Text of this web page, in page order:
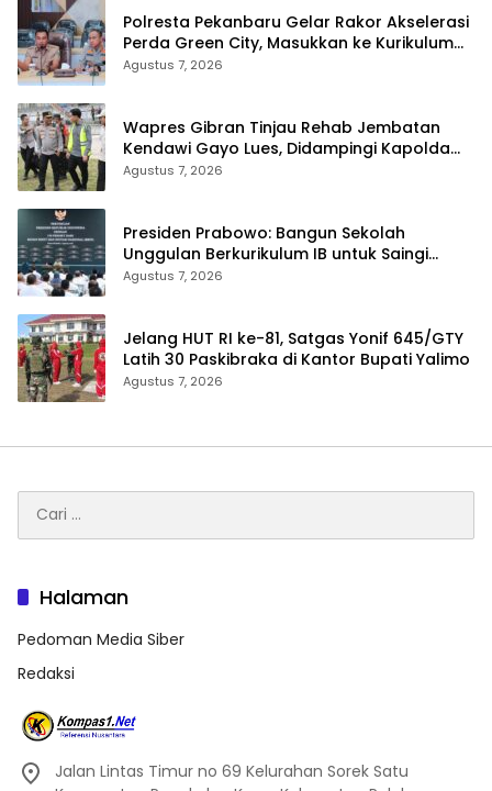
Polresta Pekanbaru Gelar Rakor Akselerasi
Perda Green City, Masukkan ke Kurikulum
Sekolah
Agustus 7, 2026
Wapres Gibran Tinjau Rehab Jembatan
Kendawi Gayo Lues, Didampingi Kapolda
Aceh
Agustus 7, 2026
Presiden Prabowo: Bangun Sekolah
Unggulan Berkurikulum IB untuk Saingi
Dunia
Agustus 7, 2026
Jelang HUT RI ke-81, Satgas Yonif 645/GTY
Latih 30 Paskibraka di Kantor Bupati Yalimo
Agustus 7, 2026
untuk:
Halaman
Pedoman Media Siber
Redaksi
Jalan Lintas Timur no 69 Kelurahan Sorek Satu